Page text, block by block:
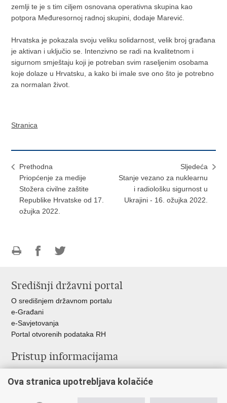
zemlji te je s tim ciljem osnovana operativna skupina kao
potpora Međuresornoj radnoj skupini, dodaje Marević.
Hrvatska je pokazala svoju veliku solidarnost, velik broj građana
je aktivan i uključio se. Intenzivno se radi na kvalitetnom i
sigurnom smještaju koji je potreban svim raseljenim osobama
koje dolaze u Hrvatsku, a kako bi imale sve ono što je potrebno
za normalan život.
Stranica
Prethodna
Priopćenje za medije
Stožera civilne zaštite
Republike Hrvatske od 17.
ožujka 2022.
Sljedeća
Stanje vezano za nuklearnu
i radiološku sigurnost u
Ukrajini - 16. ožujka 2022.
FacebookuTwitteru
Središnji državni portal
O središnjem državnom portalu
e-Građani
e-Savjetovanja
Portal otvorenih podataka RH
Pristup informacijama
Savjetovanje
Ova stranica upotrebljava kolačiće